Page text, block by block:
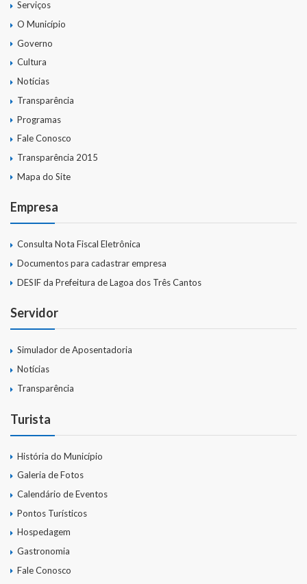
Serviços
O Município
Governo
Cultura
Notícias
Transparência
Programas
Fale Conosco
Transparência 2015
Mapa do Site
Empresa
Consulta Nota Fiscal Eletrônica
Documentos para cadastrar empresa
DESIF da Prefeitura de Lagoa dos Três Cantos
Servidor
Simulador de Aposentadoria
Notícias
Transparência
Turista
História do Município
Galeria de Fotos
Calendário de Eventos
Pontos Turísticos
Hospedagem
Gastronomia
Fale Conosco